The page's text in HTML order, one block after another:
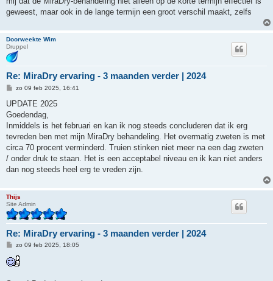
geweest, maar ook in de lange termijn een groot verschil maakt, zelfs
Doorweekte Wim
Druppel
Re: MiraDry ervaring - 3 maanden verder | 2024
B
r
c
h
zo 09 feb 2025, 16:41
UPDATE 2025
Goedendag,
Inmiddels is het februari en kan ik nog steeds concluderen dat ik erg
tevreden ben met mijn MiraDry behandeling. Het overmatig zweten is met
circa 70 procent verminderd. Truien stinken niet meer na een dag zweten
/ onder druk te staan. Het is een acceptabel niveau en ik kan niet anders
dan nog steeds heel erg te vreden zijn.
Thijs
Site Admin
Re: MiraDry ervaring - 3 maanden verder | 2024
B
r
i
zo 09 feb 2025, 18:05